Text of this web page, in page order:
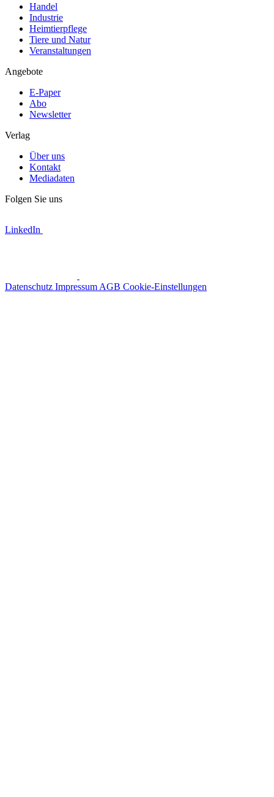
Handel
Industrie
Heimtierpflege
Tiere und Natur
Veranstaltungen
Angebote
E-Paper
Abo
Newsletter
Verlag
Über uns
Kontakt
Mediadaten
Folgen Sie uns
LinkedIn
Datenschutz Impressum AGB Cookie-Einstellungen